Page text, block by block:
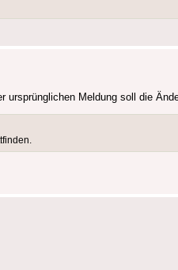
ursprünglichen Meldung soll die